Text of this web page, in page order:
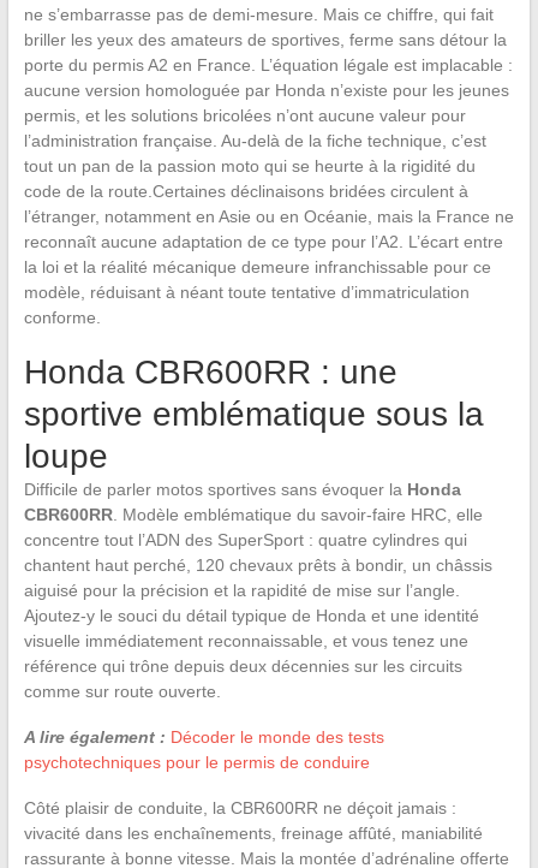
ne s’embarrasse pas de demi-mesure. Mais ce chiffre, qui fait
briller les yeux des amateurs de sportives, ferme sans détour la
porte du permis A2 en France. L’équation légale est implacable :
aucune version homologuée par Honda n’existe pour les jeunes
permis, et les solutions bricolées n’ont aucune valeur pour
l’administration française. Au-delà de la fiche technique, c’est
tout un pan de la passion moto qui se heurte à la rigidité du
code de la route.Certaines déclinaisons bridées circulent à
l’étranger, notamment en Asie ou en Océanie, mais la France ne
reconnaît aucune adaptation de ce type pour l’A2. L’écart entre
la loi et la réalité mécanique demeure infranchissable pour ce
modèle, réduisant à néant toute tentative d’immatriculation
conforme.
Honda CBR600RR : une
sportive emblématique sous la
loupe
Difficile de parler motos sportives sans évoquer la Honda
CBR600RR. Modèle emblématique du savoir-faire HRC, elle
concentre tout l’ADN des SuperSport : quatre cylindres qui
chantent haut perché, 120 chevaux prêts à bondir, un châssis
aiguisé pour la précision et la rapidité de mise sur l’angle.
Ajoutez-y le souci du détail typique de Honda et une identité
visuelle immédiatement reconnaissable, et vous tenez une
référence qui trône depuis deux décennies sur les circuits
comme sur route ouverte.
A lire également : Décoder le monde des tests
psychotechniques pour le permis de conduire
Côté plaisir de conduite, la CBR600RR ne déçoit jamais :
vivacité dans les enchaînements, freinage affûté, maniabilité
rassurante à bonne vitesse. Mais la montée d’adrénaline offerte